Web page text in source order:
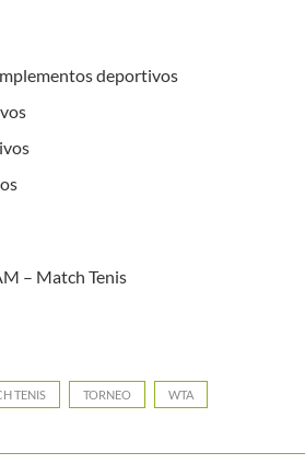
deportivos
TENIS TORNEO WTA